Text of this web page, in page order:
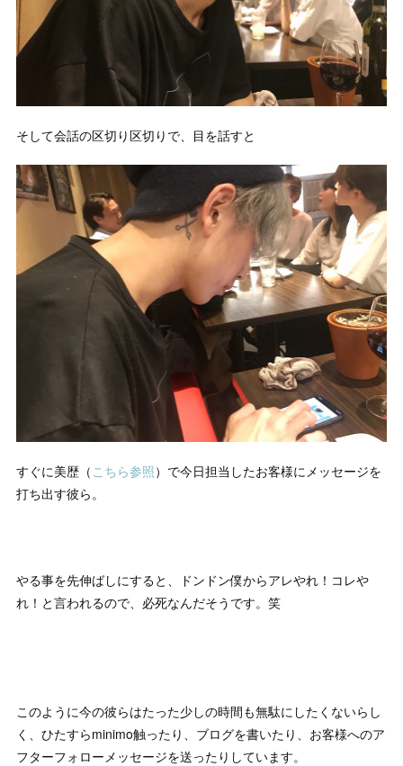
そして会話の区切り区切りで、目を話すと
すぐに美歴（ こちら参照）で今日担当したお客様にメッセージを
打ち出す彼ら。
やる事を先伸ばしにすると、ドンドン僕からアレやれ！コレや
れ！と言われるので、必死なんだそうです。笑
このように今の彼らはたった少しの時間も無駄にしたくないらし
く、ひたすらminimo触ったり、ブログを書いたり、お客様へのア
フターフォローメッセージを送ったりしています。